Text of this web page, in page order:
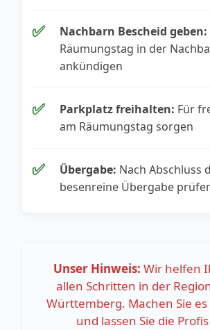
✅ Nachbarn Bescheid geben:
Räumungstag in der
ankündigen
✅ Parkplatz freihalten: Für
am Räumungstag sorgen
✅ Übergabe: Nach Abschluss
besenreine Übergabe
Unser Hinweis: Wir helfen
allen Schritten in der
Württemberg. Machen Sie
und lassen Sie die